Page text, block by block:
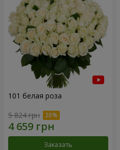
101 белая роза
5 824 грн
Заказать